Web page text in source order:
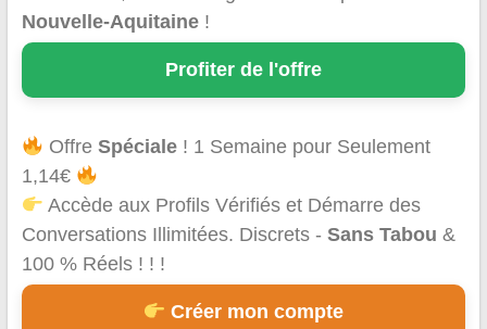
Nouvelle-Aquitaine!
Profiter de l'offre
OffreSpéciale ! 1 Semaine pour Seulement
1,14€
Accède aux Profils Vérifiés et Démarre des
Conversations Illimitées. Discrets - Sans Tabou &
100 % Réels ! ! !
Créer mon compte